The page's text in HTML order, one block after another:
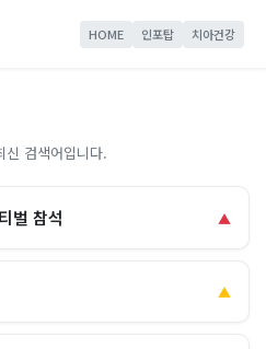
HOME 인포탑 치아건강
신 검색어입니다.
벌 참석 ▲
▲